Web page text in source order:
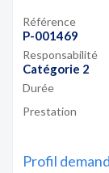
Référence
P-001469
Responsabilité
Catégorie 2
Durée
Prestation
Profil